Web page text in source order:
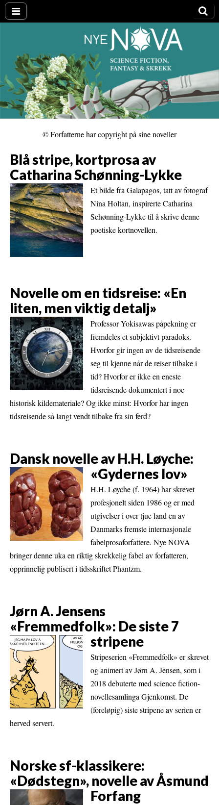
Nye NOVA
© Forfatterne har copyright på sine noveller
Blå stripe, kortprosa av
Catharina Schønning-Lykke
Et bilde fra Galapagos, tatt av fotograf
Nina Holtan, inspirerte Catharina
Schønning-Lykke til å skrive denne
poetiske kortnovellen.
Novelle om en tidsreise: «En
liten, men viktig detalj»
Professor Yokisawas påpekning er
fremdeles et subjektivt paradoks.
Hvorfor gir ingen av de tidsreisende
seg til kjenne når de reiser tilbake i
tid? Hvorfor er ikke en eneste
tidsreisende dokumentert i noe
historisk kildemateriale? Og ikke minst: Hvorfor har ingen
tidsreisende så langt vendt tilbake fra sin ferd?
Dansk novelle av H.H. Løyche:
«Gydernes lov»
H.H. Løyche (f. 1964) har skrevet
profesjonelt siden 1986 og er med
utgivelser i over tjue land en av
Danmarks fremste internasjonale
fabelprosaforfattere. Nye NOVA
bringer denne uka en riktig skrekkelig fabel av forfatteren,
opprinnelig publisert i tidsskriftet Phantzm.
Jørn A. Jensens
«Fremmedfolk»: De siste 7
stripene
Stripeserien «Fremmedfolk» er skrevet
og animert av Jørn A. Jensen, som i
2018 debuterte med science fiction-
novellesamlinga Gjenkomst. De
(foreløpig) siste stripene av serien er
herved servert.
Norske sf-klassikere:
«Dødstegn», novelle av Åsmund
Forfang